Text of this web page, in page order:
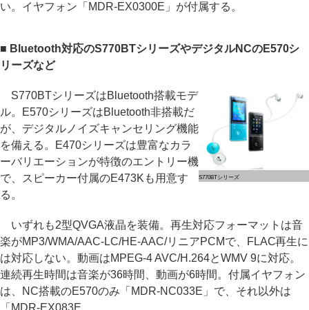
い。イヤフォン「MDR-EX0300E」が付属する。
■ Bluetooth対応のS770BTシリーズやデジタルNCのE570シ
リーズなど
S770BTシリーズ
S770BTシリーズはBluetooth搭載モデ
ル。E570シリーズはBluetooth非搭載だ
が、デジタルノイズキャンセリング機能
を備える。E470シリーズは豊富なカラ
ーバリエーションが特徴のエントリー機
で、スピーカー付属のE473Kも用意す
る。
いずれも2型QVGA液晶を装備。再生対応フォーマットは音
楽がMP3/WMA/AAC-LC/HE-AAC/リニアPCMで、FLAC再生に
は対応しない。動画はMPEG-4 AVC/H.264とWMV 9に対応。
連続再生時間は音楽が36時間、動画が6時間。付属イヤフォン
は、NC搭載のE570のみ「MDR-NC033E」で、それ以外は
「MDR-EX083E